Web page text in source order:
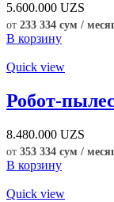
5.600.000 UZS
от 233 334 сум /
В корзину
Quick view
Робот-
8.480.000 UZS
от 353 334 сум /
В корзину
Quick view